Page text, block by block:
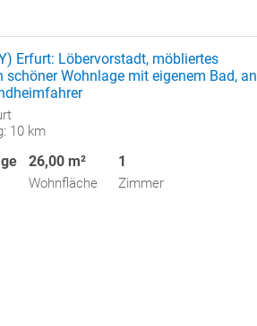
Erfurt: Löbervorstadt, möbliertes
schöner Wohnlage mit eigenem Bad, an
10 km
26,00 m²
Wohnfläche
1
Zimmer